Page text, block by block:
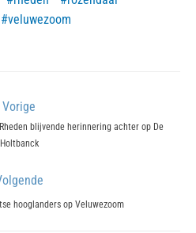
veluwezoom
Vorige
blijvende herinnering achter op De
Holtbanck
hooglanders op Veluwezoom